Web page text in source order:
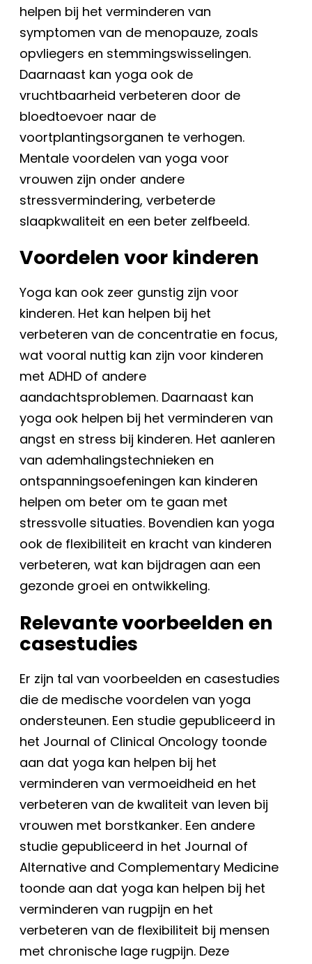
helpen bij het verminderen van
symptomen van de menopauze, zoals
opvliegers en stemmingswisselingen.
Daarnaast kan yoga ook de
vruchtbaarheid verbeteren door de
bloedtoevoer naar de
voortplantingsorganen te verhogen.
Mentale voordelen van yoga voor
vrouwen zijn onder andere
stressvermindering, verbeterde
slaapkwaliteit en een beter zelfbeeld.
Voordelen voor kinderen
Yoga kan ook zeer gunstig zijn voor
kinderen. Het kan helpen bij het
verbeteren van de concentratie en focus,
wat vooral nuttig kan zijn voor kinderen
met ADHD of andere
aandachtsproblemen. Daarnaast kan
yoga ook helpen bij het verminderen van
angst en stress bij kinderen. Het aanleren
van ademhalingstechnieken en
ontspanningsoefeningen kan kinderen
helpen om beter om te gaan met
stressvolle situaties. Bovendien kan yoga
ook de flexibiliteit en kracht van kinderen
verbeteren, wat kan bijdragen aan een
gezonde groei en ontwikkeling.
Relevante voorbeelden en
casestudies
Er zijn tal van voorbeelden en casestudies
die de medische voordelen van yoga
ondersteunen. Een studie gepubliceerd in
het Journal of Clinical Oncology toonde
aan dat yoga kan helpen bij het
verminderen van vermoeidheid en het
verbeteren van de kwaliteit van leven bij
vrouwen met borstkanker. Een andere
studie gepubliceerd in het Journal of
Alternative and Complementary Medicine
toonde aan dat yoga kan helpen bij het
verminderen van rugpijn en het
verbeteren van de flexibiliteit bij mensen
met chronische lage rugpijn. Deze